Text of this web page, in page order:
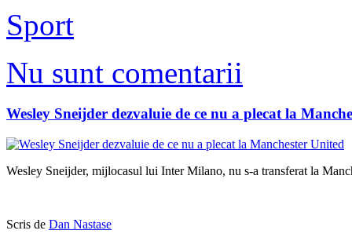
Sport
Nu sunt comentarii
Wesley Sneijder dezvaluie de ce nu a plecat la
Wesley Sneijder, mijlocasul lui Inter Milano, nu s-a transferat la
Scris de Dan Nastase